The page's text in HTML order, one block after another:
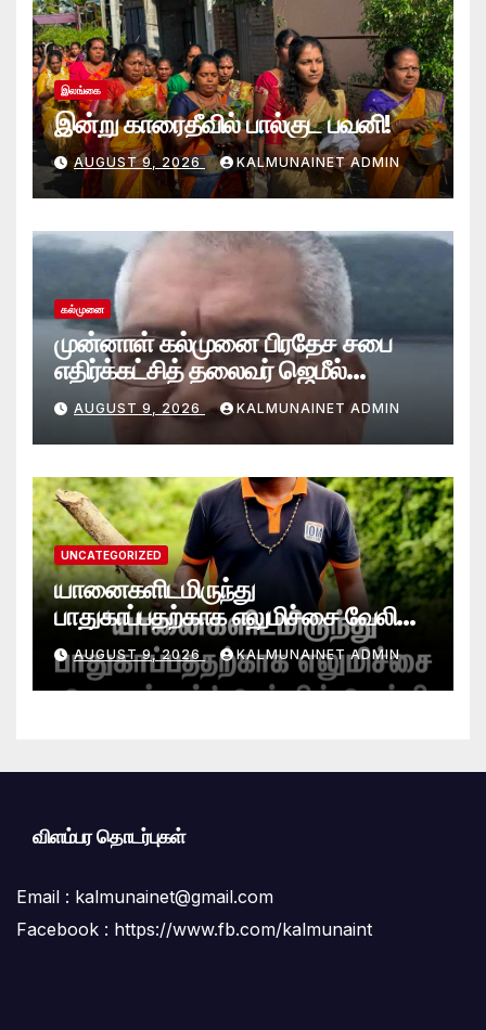
இலங்கை
இன்று காரைதீவில் பால்குட பவனி!
AUGUST 9, 2026 KALMUNAINET ADMIN
கல்முனை
முன்னாள் கல்முனை பிரதேச சபை
எதிர்க்கட்சித் தலைவர் ஜெமீல்
காலமானார்.!
AUGUST 9, 2026 KALMUNAINET ADMIN
UNCATEGORIZED
யானைகளிடமிருந்து
பாதுகாப்பதற்காக எலுமிச்சை வேலி
அமைத்தல்’ ஆய்வில் வெற்றி
என்கிறார் வினோஜ்குமார்
AUGUST 9, 2026 KALMUNAINET ADMIN
விளம்பர தொடர்புகள்
Email : kalmunainet@gmail.com
Facebook : https://www.fb.com/kalmunaint